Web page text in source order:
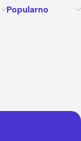
Popularno